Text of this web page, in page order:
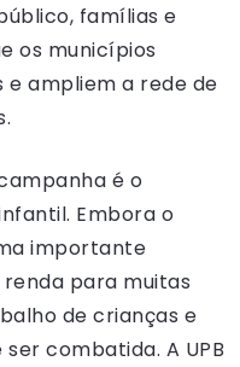
famílias e
os municípios
ampliem a rede de
é o
Embora o
importante
para muitas
de crianças e
combatida. A UPB